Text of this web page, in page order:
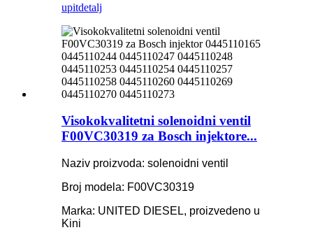
upitdetalj
Visokokvalitetni solenoidni ventil
F00VC30319 za Bosch injektore...
Naziv proizvoda: solenoidni ventil
Broj modela: F00VC30319
Marka: UNITED DIESEL, proizvedeno u
Kini